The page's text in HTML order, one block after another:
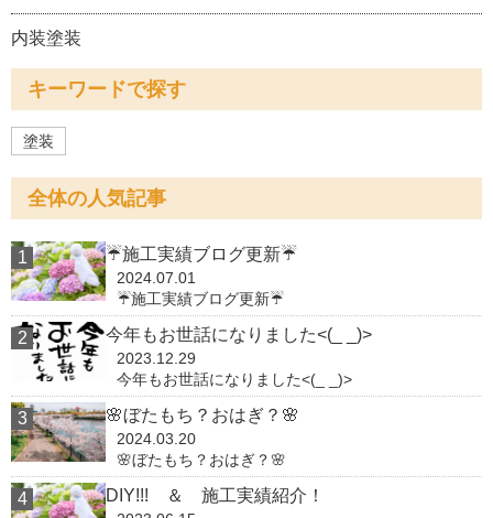
内装塗装
キーワードで探す
塗装
全体の人気記事
☔施工実績ブログ更新☔
2024.07.01
☔施工実績ブログ更新☔
今年もお世話になりました<(_ _)>
2023.12.29
今年もお世話になりました<(_ _)>
🌸ぼたもち？おはぎ？🌸
2024.03.20
🌸ぼたもち？おはぎ？🌸
DIY!!! ＆ 施工実績紹介！